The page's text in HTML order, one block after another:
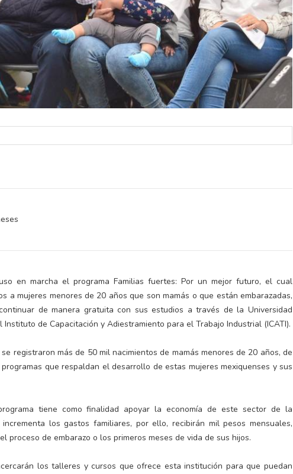
en marcha el programa Familias fuertes: Por un mejor futuro, el cual
a mujeres menores de 20 años que son mamás o que están embarazadas,
de manera gratuita con sus estudios a través de la Universidad
de Capacitación y Adiestramiento para el Trabajo Industrial (ICATI).
registraron más de 50 mil nacimientos de mamás menores de 20 años, de
que respaldan el desarrollo de estas mujeres mexiquenses y sus
tiene como finalidad apoyar la economía de este sector de la
los gastos familiares, por ello, recibirán mil pesos mensuales,
proceso de embarazo o los primeros meses de vida de sus hijos.
los talleres y cursos que ofrece esta institución para que puedan